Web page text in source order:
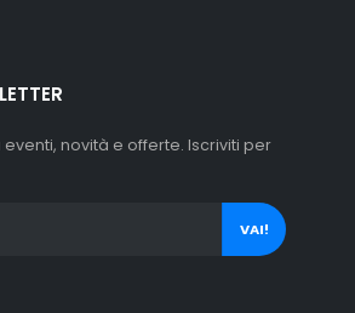
eventi, novità e offerte. Iscriviti per
VAI!